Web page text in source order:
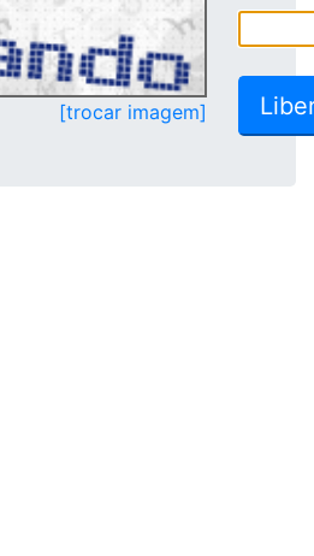
[trocar imagem]